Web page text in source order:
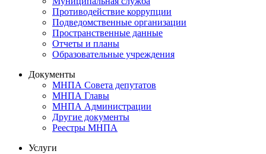
Противодействие коррупции
Подведомственные организации
Пространственные данные
Отчеты и планы
Образовательные учреждения
Документы
МНПА Совета депутатов
МНПА Главы
МНПА Администрации
Другие документы
Реестры МНПА
Услуги